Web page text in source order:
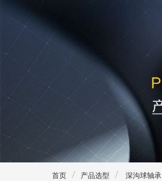
首页 产品选型 深沟球轴承